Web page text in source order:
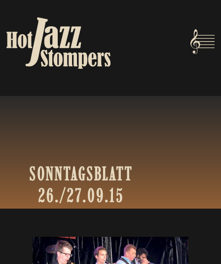
SONNTAGSBLATT
26./27.09.15